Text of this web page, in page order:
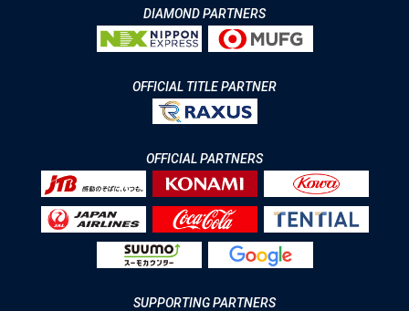
DIAMOND PARTNERS
OFFICIAL TITLE PARTNER
OFFICIAL PARTNERS
SUPPORTING PARTNERS